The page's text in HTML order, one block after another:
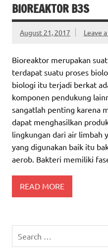
BIOREAKTOR B3S
August 21, 2017 Leave
Bioreaktor merupakan
terdapat suatu proses
biologi itu terjadi berkat
komponen pendukung
sangatlah penting karena
dapat menghasilkan
lingkungan dari air limbah
yang digunakan baik itu
aerob. Bakteri memiliki
READ MORE